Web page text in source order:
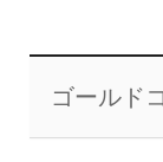
ゴールド